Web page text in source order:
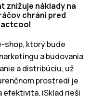
znižuje náklady na
chráni pred
shop, ktorý bude
a budovania
a distribúciu, už
prostredí je
efektivita. iSklad rieši